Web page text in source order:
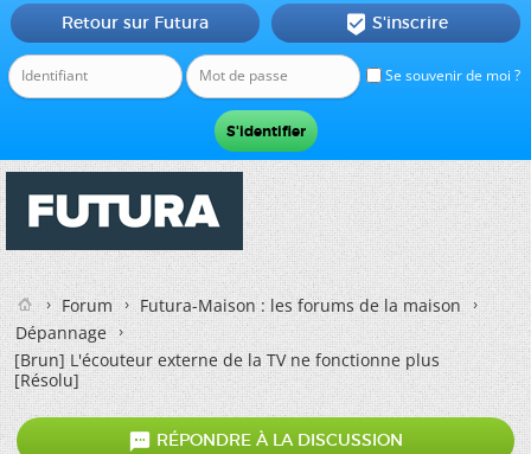
Se souvenir de moi ?
Retour sur Futura  S'inscrire
Forum
Futura-Maison : les forums de la maison
Dépannage
[Brun]L'écouteur externe de la TV ne fonctionne plus
[Résolu]
 RÉPONDRE À LA DISCUSSION